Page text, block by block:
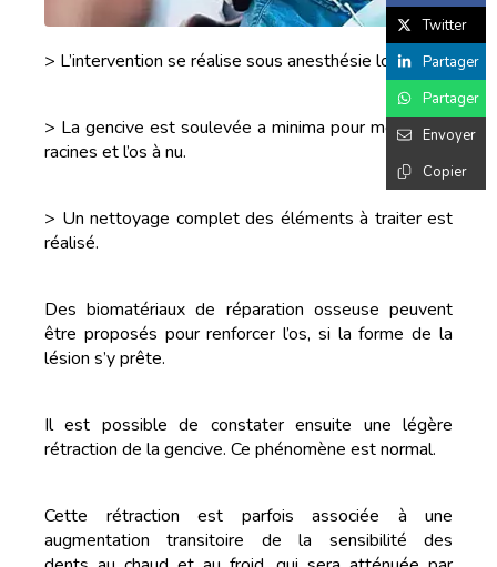
> L’intervention se réalise sous anesthésie locale.
> La gencive est soulevée a minima pour mettre les
racines et l’os à nu.
> Un nettoyage complet des éléments à traiter est
réalisé.
Des biomatériaux de réparation osseuse peuvent
être proposés pour renforcer l’os, si la forme de la
lésion s’y prête.
Il est possible de constater ensuite une légère
rétraction de la gencive. Ce phénomène est normal.
Cette rétraction est parfois associée à une
augmentation transitoire de la sensibilité des
Twitter
Partager
Partager
Envoyer
Copier